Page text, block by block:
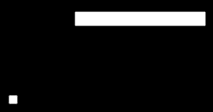
Obligatoriskt